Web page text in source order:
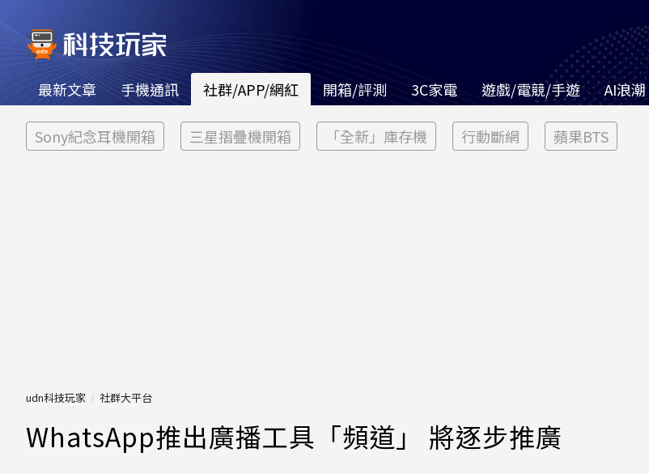
最新文章 手機通訊 社群/APP/網紅 開箱/評測 3C家電 遊戲/電競/手遊 AI浪潮
Sony紀念耳機開箱 三星摺疊機開箱 「全新」庫存機 行動斷網 蘋果BTS
udn科技玩家 社群大平台
WhatsApp推出廣播工具「頻道」 將逐步推廣